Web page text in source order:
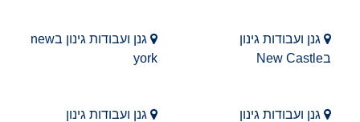
גנן ועבודות גינון
בNew Castle
גנן ועבודות גינון בnew
york
גנן ועבודות גינון
גנן ועבודות גינון